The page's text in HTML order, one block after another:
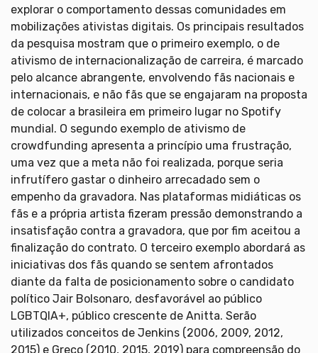
explorar o comportamento dessas comunidades em
mobilizações ativistas digitais. Os principais resultados
da pesquisa mostram que o primeiro exemplo, o de
ativismo de internacionalização de carreira, é marcado
pelo alcance abrangente, envolvendo fãs nacionais e
internacionais, e não fãs que se engajaram na proposta
de colocar a brasileira em primeiro lugar no Spotify
mundial. O segundo exemplo de ativismo de
crowdfunding apresenta a princípio uma frustração,
uma vez que a meta não foi realizada, porque seria
infrutífero gastar o dinheiro arrecadado sem o
empenho da gravadora. Nas plataformas midiáticas os
fãs e a própria artista fizeram pressão demonstrando a
insatisfação contra a gravadora, que por fim aceitou a
finalização do contrato. O terceiro exemplo abordará as
iniciativas dos fãs quando se sentem afrontados
diante da falta de posicionamento sobre o candidato
político Jair Bolsonaro, desfavorável ao público
LGBTQIA+, público crescente de Anitta. Serão
utilizados conceitos de Jenkins (2006, 2009, 2012,
2015) e Greco (2010, 2015, 2019) para compreensão do